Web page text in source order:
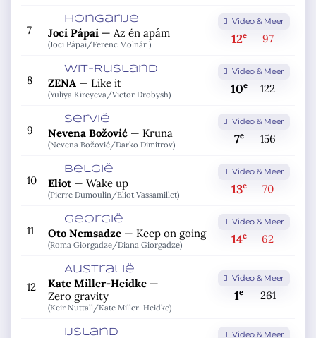
7
Hongarije
Joci Pápai— Az én apám
(Joci Pápai/Ferenc Molnár )
Video & Meer
12e 97
8
Wit-Rusland
ZENA— Like it
(Yuliya Kireyeva/Victor Drobysh)
Video & Meer
10e 122
9
Servië
Nevena Božović— Kruna
(Nevena Božović/Darko Dimitrov)
Video & Meer
7e 156
10
België
Eliot— Wake up
(Pierre Dumoulin/Eliot Vassamillet)
Video & Meer
13e 70
11
Georgië
Oto Nemsadze— Keep on going
(Roma Giorgadze/Diana Giorgadze)
Video & Meer
14e 62
12
Australië
Kate Miller-Heidke—
Zero gravity
(Keir Nuttall/Kate Miller-Heidke)
Video & Meer
1e 261
IJsland Video & Meer